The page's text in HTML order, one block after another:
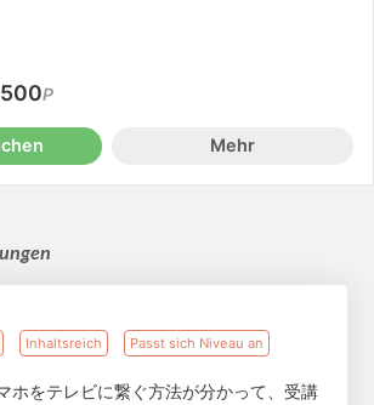
P
Mehr
Inhaltsreich Passt sich Niveau an
ホをテレビに繋ぐ方法が分かって、受講